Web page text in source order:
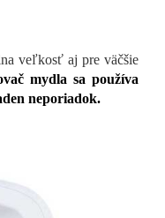
veľkosť aj pre väčšie
mydla sa používa
neporiadok.